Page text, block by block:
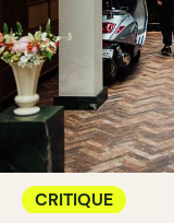
CRITIQUE